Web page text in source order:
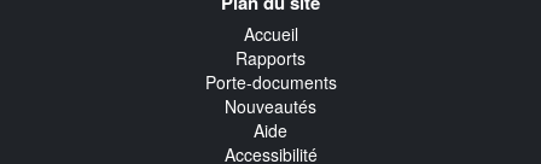
Accueil
Rapports
Porte-documents
Nouveautés
Aide
Accessibilité